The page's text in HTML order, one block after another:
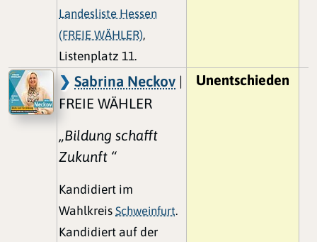
Landesliste Hessen
(FREIE WÄHLER),
Listenplatz 11.
Sabrina Neckov |
FREIE WÄHLER
„Bildung schafft
Zukunft “
Kandidiert im
Wahlkreis Schweinfurt.
Kandidiert auf der
Unentschieden